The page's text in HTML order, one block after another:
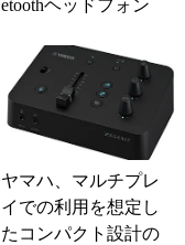
etoothヘッドフォン
ヤマハ、マルチプレ
イでの利用を想定し
たコンパクト設計の